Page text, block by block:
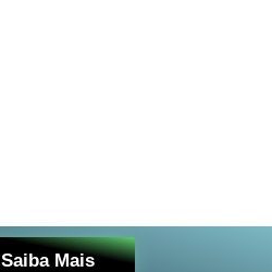
Saiba Mais